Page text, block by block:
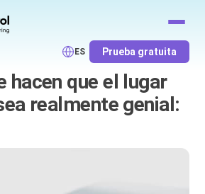
ES Prueba gratuita
hacen que el lugar
realmente genial: